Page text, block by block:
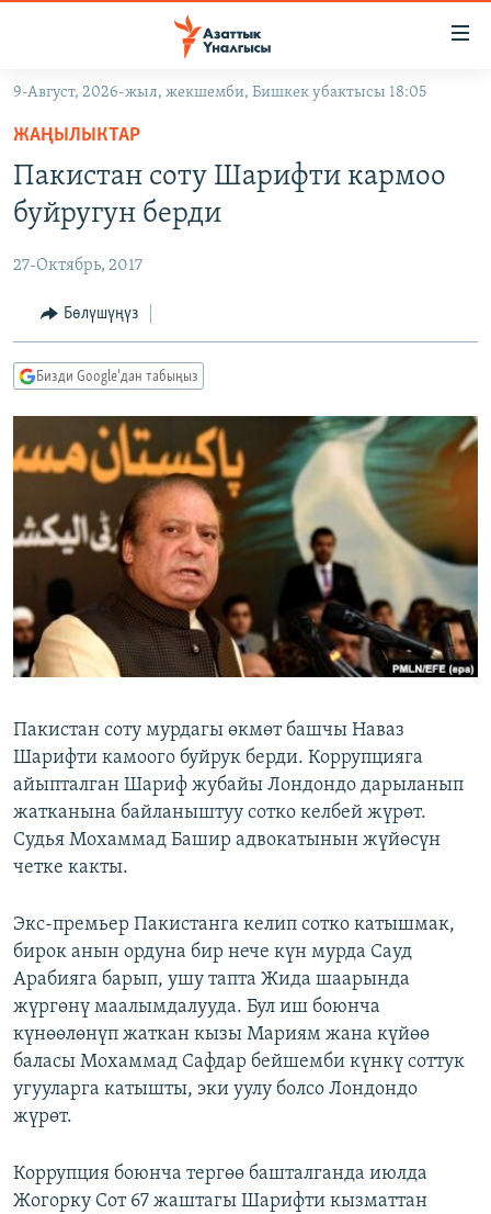
Навигацияга
өтүңүз
Издөөгө
салыңыз
ЭКОНОМИКА
МАДАНИЯТ
ДҮЙНӨ
БОРБОР АЗИЯ
УКРАИНА
АТАЙЫН ИЛИКТӨӨ
ТВ ПРОГРАММАЛАР
ЭКСПЕРТТЕР ТАЛДАЙТ
БИЗ ЖАНА ДҮЙНӨ
ДАНИСТЕ
ЭЖЕ-СИҢДИЛЕР
АЗАТТЫК+
ЫҢГАЙСЫЗ СУРООЛОР
ӨЗГӨЧӨ ПИКИР
Русский
ОНЛАЙН ШЕРИНЕ
ЭЕ/АРнун бардык сайттары
9-Август, 2026-жыл, жекшемби, Бишкек убактысы 18:05
ЖАҢЫЛЫКТАР
Пакистан соту Шарифти кармоо
буйругун берди
27-Октябрь, 2017
Бөлүшүңүз
Бизди Google'дан табыңыз
Пакистан соту мурдагы өкмөт башчы Наваз
Шарифти камоого буйрук берди. Коррупцияга
айыпталган Шариф жубайы Лондондо дарыланып
жатканына байланыштуу сотко келбей жүрөт.
Судья Мохаммад Башир адвокатынын жүйөсүн
четке какты.
Экс-премьер Пакистанга келип сотко катышмак,
бирок анын ордуна бир нече күн мурда Сауд
Арабияга барып, ушу тапта Жида шаарында
жүргөнү маалымдалууда. Бул иш боюнча
күнөөлөнүп жаткан кызы Мариям жана күйөө
баласы Мохаммад Сафдар бейшемби күнкү соттук
угууларга катышты, эки уулу болсо Лондондо
жүрөт.
Коррупция боюнча тергөө башталганда июлда
Жогорку Сот 67 жаштагы Шарифти кызматтан